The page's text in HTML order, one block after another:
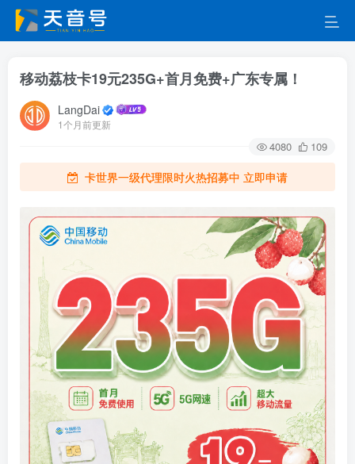
移动荔枝卡19元235G+首月免费+广东专属！
LangDai
1个月前更新
4080 109
卡世界一级代理限时火热招募中 立即申请